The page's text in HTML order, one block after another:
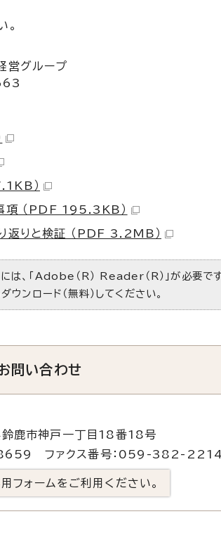
。
営グループ
）
項 （PDF 195.3KB）
りと検証 （PDF 3.2MB）
は、「Adobe（R） Reader（R）」が必要で
ウンロード（無料）してください。
問い合わせ
市神戸一丁目18番18号
ファクス番号：059-382-2214
フォームをご利用ください。